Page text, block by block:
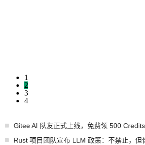
1
2
3
4
Gitee AI 队友正式上线，免费领 500